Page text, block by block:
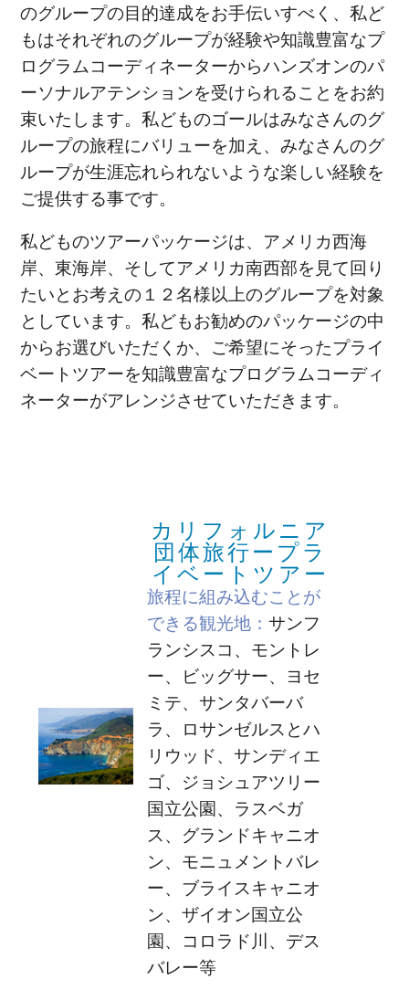
のグループの目的達成をお手伝いすべく、私ど
もはそれぞれのグループが経験や知識豊富なプ
ログラムコーディネーターからハンズオンのパ
ーソナルアテンションを受けられることをお約
束いたします。私どものゴールはみなさんのグ
ループの旅程にバリューを加え、みなさんのグ
ループが生涯忘れられないような楽しい経験を
ご提供する事です。
私どものツアーパッケージは、アメリカ西海
岸、東海岸、そしてアメリカ南西部を見て回り
たいとお考えの１２名様以上のグループを対象
としています。私どもお勧めのパッケージの中
からお選びいただくか、ご希望にそったプライ
ベートツアーを知識豊富なプログラムコーディ
ネーターがアレンジさせていただきます。
カリフォルニア
団体旅行ープラ
イベートツアー
旅程に組み込むことが
できる観光地：サンフ
ランシスコ、モントレ
ー、ビッグサー、ヨセ
ミテ、サンタバーバ
ラ、ロサンゼルスとハ
リウッド、サンディエ
ゴ、ジョシュアツリー
国立公園、ラスベガ
ス、グランドキャニオ
ン、モニュメントバレ
ー、ブライスキャニオ
ン、ザイオン国立公
園、コロラド川、デス
バレー等